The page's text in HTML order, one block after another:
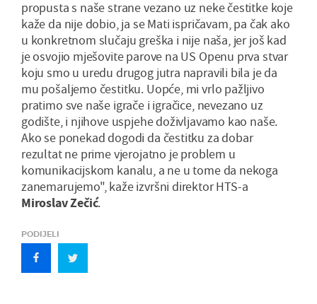
propusta s naše strane vezano uz neke čestitke koje
kaže da nije dobio, ja se Mati ispričavam, pa čak ako
u konkretnom slučaju greška i nije naša, jer još kad
je osvojio mješovite parove na US Openu prva stvar
koju smo u uredu drugog jutra napravili bila je da
mu pošaljemo čestitku. Uopće, mi vrlo pažljivo
pratimo sve naše igrače i igračice, nevezano uz
godište, i njihove uspjehe doživljavamo kao naše.
Ako se ponekad dogodi da čestitku za dobar
rezultat ne prime vjerojatno je problem u
komunikacijskom kanalu, a ne u tome da nekoga
zanemarujemo", kaže izvršni direktor HTS-a
Miroslav Zečić.
PODIJELI